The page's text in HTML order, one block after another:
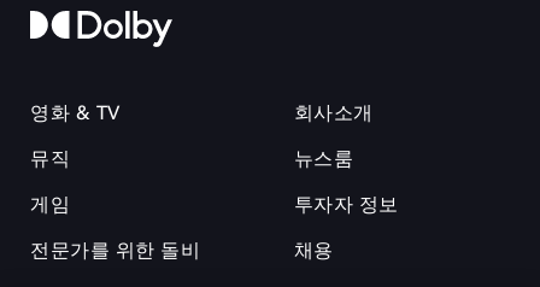
영화 & TV
뮤직
게임
전문가를 위한 돌비
회사소개
뉴스룸
투자자 정보
채용